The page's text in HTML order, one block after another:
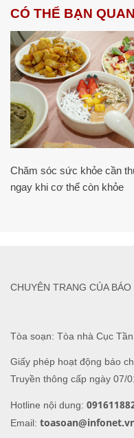
CÓ THỂ BẠN
Chăm sóc sức khỏe cần
ngay khi cơ thể còn khỏe
Tòa soạn: Tòa nhà Cục
Giấy phép hoạt động báo
Truyền thông cấp ngày 07/
Hotline nội dung:
Email:
CHUYÊN TRANG CỦA BÁO